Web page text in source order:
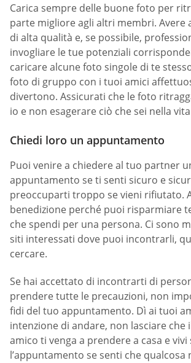
Carica sempre delle buone foto per
parte migliore agli altri membri. Avere
di alta qualità e, se possibile,
invogliare le tue potenziali
caricare alcune foto singole di te
foto di gruppo con i tuoi amici
divertono. Assicurati che le foto
io e non esagerare ciò che sei nella
Chiedi loro un appuntamento
Puoi venire a chiedere al tuo partner
appuntamento se ti senti sicuro e
preoccuparti troppo se vieni rifiutato.
benedizione perché puoi risparmiare
che spendi per una persona. Ci sono
siti interessati dove puoi incontrarli,
cercare.
Se hai accettato di incontrarti di
prendere tutte le precauzioni, non
fidi del tuo appuntamento. Dì ai tuoi
intenzione di andare, non lasciare che
amico ti venga a prendere a casa e
l’appuntamento se senti che qualcosa